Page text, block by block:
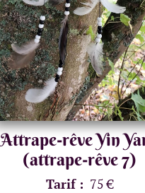
Attrape-rêve Yin
(attrape-rêve 7)
Tarif : 75 €